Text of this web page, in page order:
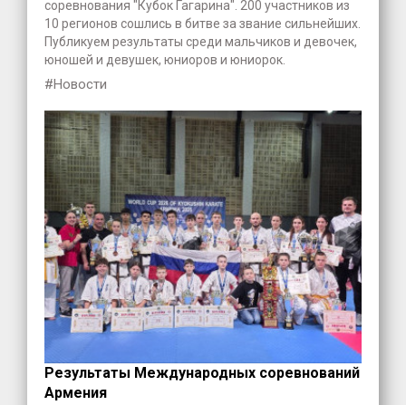
соревнования "Кубок Гагарина". 200 участников из
10 регионов сошлись в битве за звание сильнейших.
Публикуем результаты среди мальчиков и девочек,
юношей и девушек, юниоров и юниорок.
#Новости
Результаты Международных соревнований
Армения